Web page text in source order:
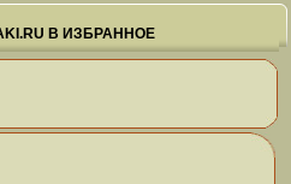
В ИЗБРАННОЕ